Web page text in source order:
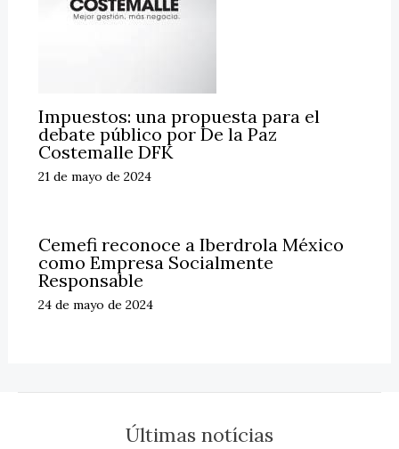
Impuestos: una propuesta para el
debate público por De la Paz
Costemalle DFK
21 de mayo de 2024
Cemefi reconoce a Iberdrola México
como Empresa Socialmente
Responsable
24 de mayo de 2024
Últimas notícias